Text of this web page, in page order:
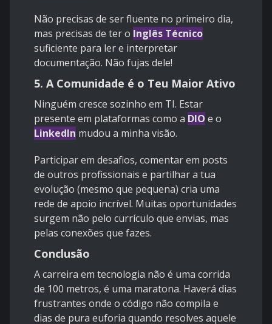
Não precisas de ser fluente no primeiro dia,
mas precisas de ter o Inglês Técnico
suficiente para ler e interpretar
documentação. Não fujas dele!
5. A Comunidade é o Teu Maior Ativo
Ninguém cresce sozinho em TI. Estar
presente em plataformas como a DIO e o
LinkedIn mudou a minha visão.
Participar em desafios, comentar em posts
de outros profissionais e partilhar a tua
evolução (mesmo que pequena) cria uma
rede de apoio incrível. Muitas oportunidades
surgem não pelo currículo que envias, mas
pelas conexões que fazes.
Conclusão
A carreira em tecnologia não é uma corrida
de 100 metros, é uma maratona. Haverá dias
frustrantes onde o código não compila e
dias de pura euforia quando resolves aquele